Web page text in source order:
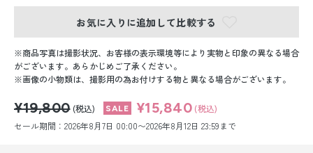
白無垢&紋付袴レンタル
引き振袖レンタル
小物販売品
お気に入りに追加して比較する
商品写真は撮影状況、お客様の表示環境等により実物と印象の異なる場合
がございます。あらかじめご了承ください。
画像の小物類は、撮影用の為お付けする物と異なる場合がございます。
¥19,800 (税込) ¥15,840 (税込)
セール期間：2026年8月7日 00:00〜2026年8月12日 23:59まで